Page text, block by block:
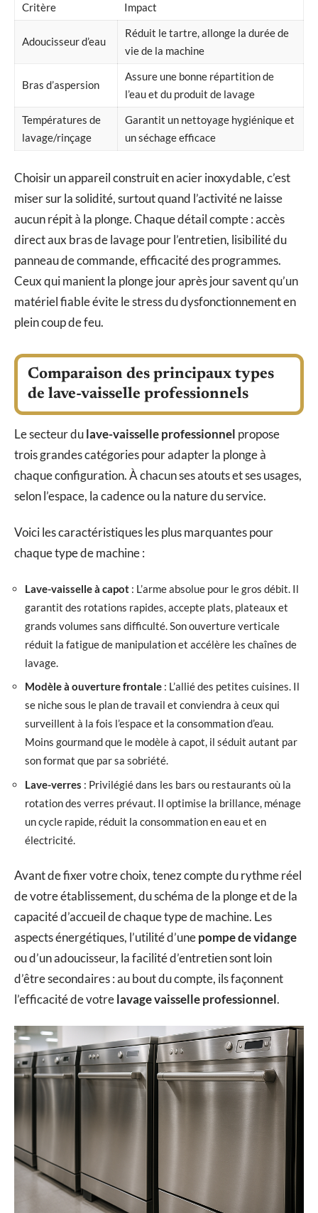
Critère Impact
Adoucisseur d’eau
Réduit le tartre, allonge la durée de
vie de la machine
Bras d’aspersion
Assure une bonne répartition de
l’eau et du produit de lavage
Températures de
lavage/rinçage
Garantit un nettoyage hygiénique et
un séchage efficace
Choisir un appareil construit en acier inoxydable, c’est
miser sur la solidité, surtout quand l’activité ne laisse
aucun répit à la plonge. Chaque détail compte : accès
direct aux bras de lavage pour l’entretien, lisibilité du
panneau de commande, efficacité des programmes.
Ceux qui manient la plonge jour après jour savent qu’un
matériel fiable évite le stress du dysfonctionnement en
plein coup de feu.
Comparaison des principaux types
de lave-vaisselle professionnels
Le secteur dulave-vaisselle professionnel propose
trois grandes catégories pour adapter la plonge à
chaque configuration. À chacun ses atouts et ses usages,
selon l’espace, la cadence ou la nature du service.
Voici les caractéristiques les plus marquantes pour
chaque type de machine :
Lave-vaisselle à capot : L’arme absolue pour le gros débit. Il
garantit des rotations rapides, accepte plats, plateaux et
grands volumes sans difficulté. Son ouverture verticale
réduit la fatigue de manipulation et accélère les chaînes de
lavage.
Modèle à ouverture frontale : L’allié des petites cuisines. Il
se niche sous le plan de travail et conviendra à ceux qui
surveillent à la fois l’espace et la consommation d’eau.
Moins gourmand que le modèle à capot, il séduit autant par
son format que par sa sobriété.
Lave-verres : Privilégié dans les bars ou restaurants où la
rotation des verres prévaut. Il optimise la brillance, ménage
un cycle rapide, réduit la consommation en eau et en
électricité.
Avant de fixer votre choix, tenez compte du rythme réel
de votre établissement, du schéma de la plonge et de la
capacité d’accueil de chaque type de machine. Les
aspects énergétiques, l’utilité d’unepompe de vidange
ou d’un adoucisseur, la facilité d’entretien sont loin
d’être secondaires : au bout du compte, ils façonnent
l’efficacité de votrelavage vaisselle professionnel.